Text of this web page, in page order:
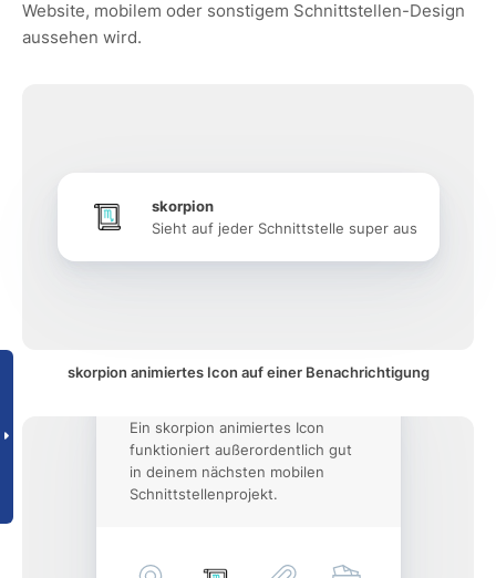
Website, mobilem oder sonstigem Schnittstellen-Design
aussehen wird.
skorpion
Sieht auf jeder Schnittstelle super aus
skorpion animiertes Icon auf einer Benachrichtigung
Ein skorpion animiertes Icon
funktioniert außerordentlich gut
in deinem nächsten mobilen
Schnittstellenprojekt.